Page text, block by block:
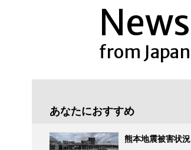
Français
News
from Japan
あなたにおすすめ
熊本地震被害状況